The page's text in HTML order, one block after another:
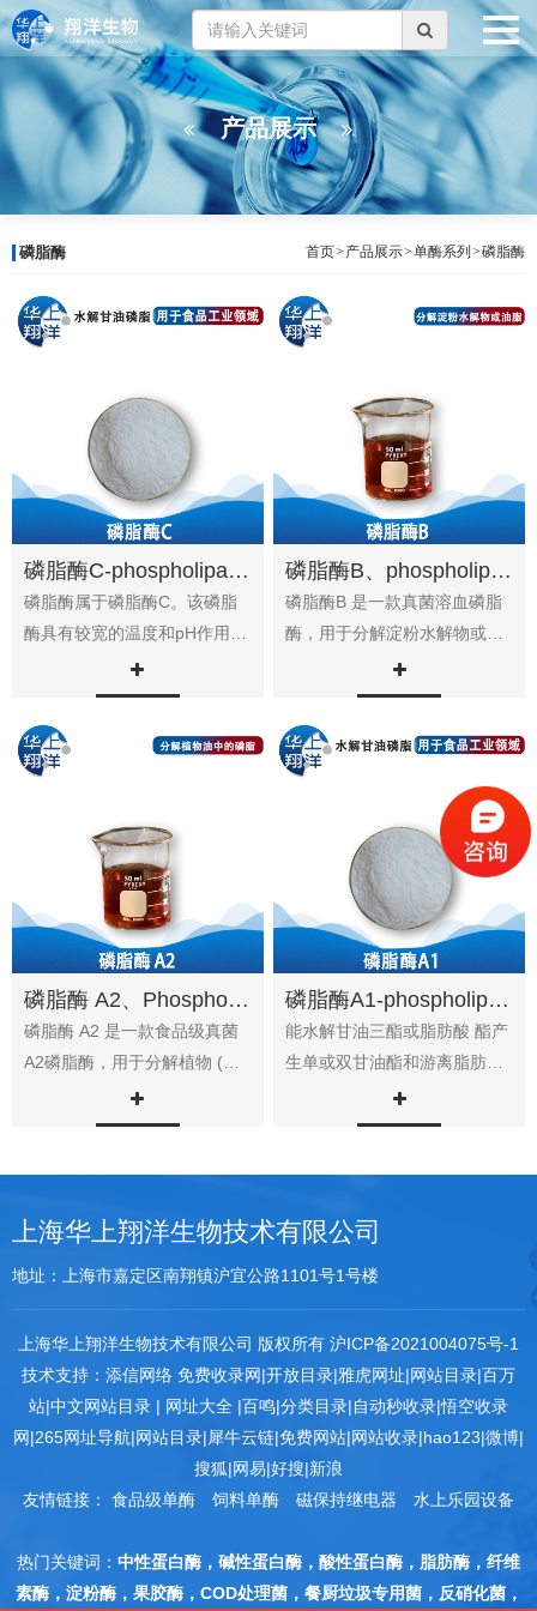
产品展示
磷脂酶 首页> 产品展示>单酶系列 >磷脂酶
磷脂酶C-phospholipase C
磷脂酶属于磷脂酶C。该磷脂
酶具有较宽的温度和pH作用范
围，在食品工业领域应用广
磷脂酶B、phospholipase b
磷脂酶B 是一款真菌溶血磷脂
酶，用于分解淀粉水解物或油
脂 等其他物料中的溶血磷脂。
磷脂酶B...
磷脂酶 A2、Phospholipase A2
磷脂酶 A2 是一款食品级真菌
A2磷脂酶，用于分解植物 (大
豆、油菜籽、葵花籽、粟米、
米糠、棉...
磷脂酶A1-phospholipase A1
能水解甘油三酯或脂肪酸 酯产
生单或双甘油酯和游离脂肪
酸，将天然油脂水解为脂肪酸
及甘油，同...
上海华上翔洋生物技术有限公司
地址：上海市嘉定区南翔镇沪宜公路1101号1号楼
上海华上翔洋生物技术有限公司 版权所有 沪ICP备2021004075号-1
技术支持： 添信网络 免费收录网|开放目录|雅虎网址|网站目录|百万
站|中文网站目录 | 网址大全 |百鸣|分类目录|自动秒收录|悟空收录
网|265网址导航|网站目录|犀牛云链|免费网站|网站收录|hao123|微博|
搜狐|网易|好搜|新浪
友情链接： 食品级单酶 饲料单酶 磁保持继电器 水上乐园设备
热门关键词： 中性蛋白酶，碱性蛋白酶，酸性蛋白酶，脂肪酶，纤维
素酶，淀粉酶，果胶酶，COD处理菌，餐厨垃圾专用菌，反硝化菌，